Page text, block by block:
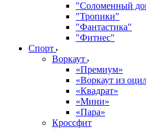
"Соломенный
"Тропики"
"Фантастика"
"Фитнес"
Спорт
Воркаут
«Премиум»
«Воркаут из
«Квадрат»
«Мини»
«Пара»
Кроссфит